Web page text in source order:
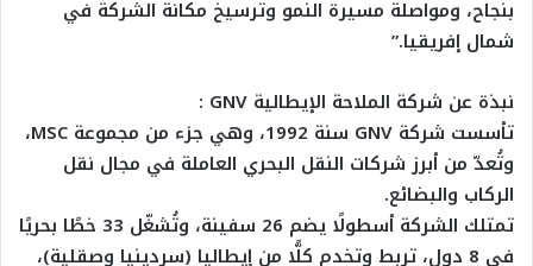
بنجاح، ومواصلة مسيرة النمو وترسيخ مكانة الشركة في
شمال إفريقيا.”
نبذة عن شركة الملاحة الإيطالية GNV :
تأسست شركة GNV سنة 1992، وهي جزء من مجموعة MSC،
وتُعدّ من أبرز شركات النقل البحري العاملة في مجال نقل
الركاب والبضائع.
تمتلك الشركة أسطولًا يضم 26 سفينة، وتُشغّل 33 خطًا بحريًا
في 8 دول، تربط وتخدم كلًّا من إيطاليا (سردينيا وصقلية)،